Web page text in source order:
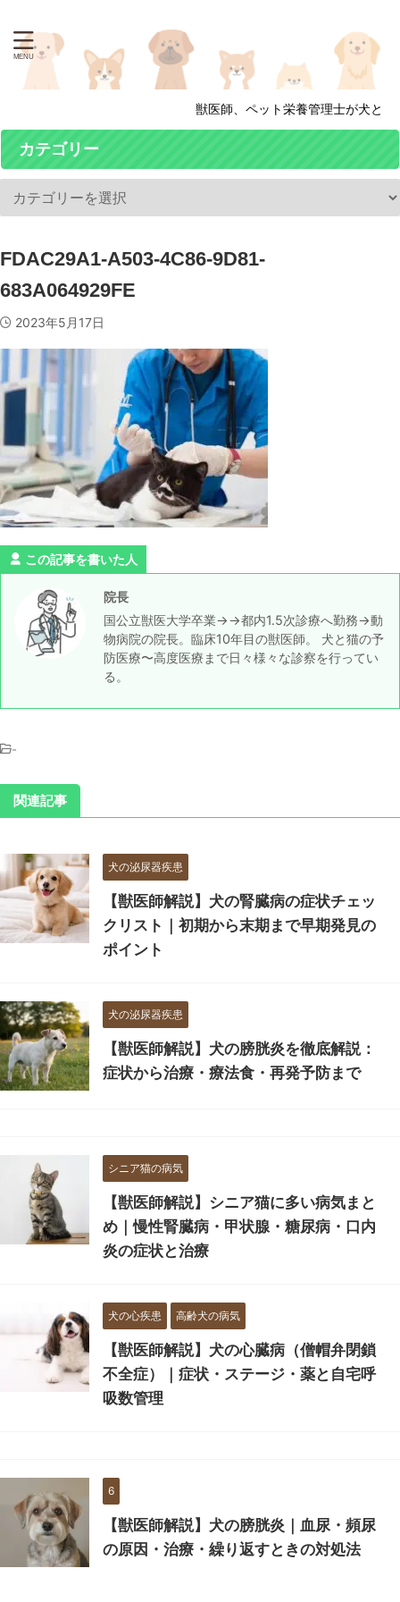
獣医師、ペット栄養管理士が犬と猫
カテゴリー
FDAC29A1-A503-4C86-9D81-
683A064929FE
2023年5月17日
この記事を書いた人
院長
国公立獣医大学卒業→→都内1.5次診療へ勤務→動
物病院の院長。臨床10年目の獣医師。 犬と猫の予
防医療〜高度医療まで日々様々な診察を行ってい
る。
-
関連記事
犬の泌尿器疾患
【獣医師解説】犬の腎臓病の症状チェッ
クリスト｜初期から末期まで早期発見の
ポイント
犬の泌尿器疾患
【獣医師解説】犬の膀胱炎を徹底解説：
症状から治療・療法食・再発予防まで
シニア猫の病気
【獣医師解説】シニア猫に多い病気まと
め｜慢性腎臓病・甲状腺・糖尿病・口内
炎の症状と治療
犬の心疾患 高齢犬の病気
【獣医師解説】犬の心臓病（僧帽弁閉鎖
不全症）｜症状・ステージ・薬と自宅呼
吸数管理
6
【獣医師解説】犬の膀胱炎｜血尿・頻尿
の原因・治療・繰り返すときの対処法